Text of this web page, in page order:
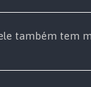
também tem